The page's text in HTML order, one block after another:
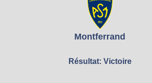
Montferrand
Résultat: Victoire